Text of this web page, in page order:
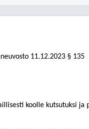
11.12.2023 § 135
koolle kutsutuksi ja